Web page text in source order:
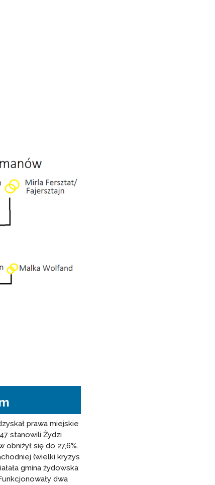
prawa miejskie
stanowili Żydzi
się do 27,6%.
(wielki kryzys
gmina żydowska
dwa